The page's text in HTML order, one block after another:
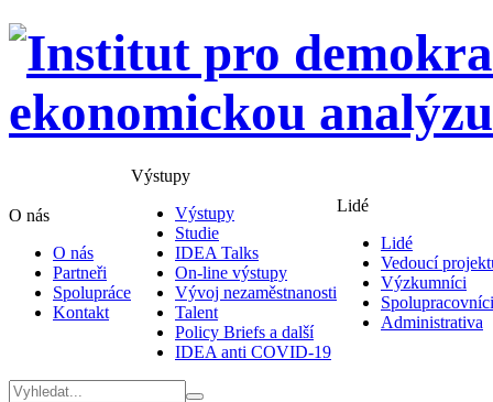
O nás
O nás
Partneři
Spolupráce
Kontakt
Výstupy
Výstupy
Studie
IDEA Talks
On-line výstupy
Vývoj nezaměstnanosti
Talent
Policy Briefs a další
IDEA anti COVID-19
Lidé
Lidé
Vedoucí
Výzkumníci
Spolupracovníci
Administrativa